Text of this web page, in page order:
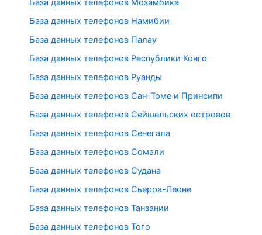
База данных телефонов Мозамбика
База данных телефонов Намибии
База данных телефонов Палау
База данных телефонов Республики Конго
База данных телефонов Руанды
База данных телефонов Сан-Томе и Принсипи
База данных телефонов Сейшельских островов
База данных телефонов Сенегала
База данных телефонов Сомали
База данных телефонов Судана
База данных телефонов Сьерра-Леоне
База данных телефонов Танзании
База данных телефонов Того